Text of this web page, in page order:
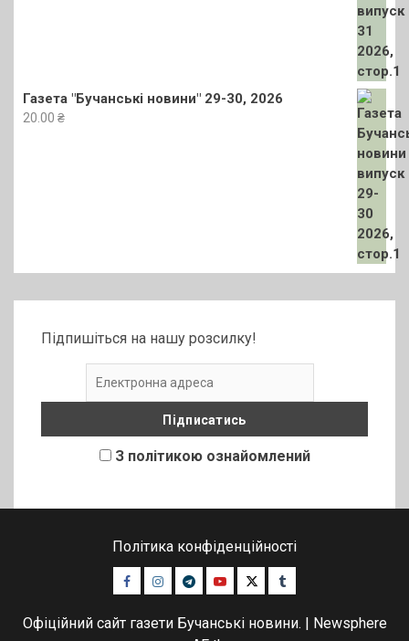
Газета "Бучанські новини" 29-30, 2026
20.00 ₴
Підпишіться на нашу розсилку!
З політикою ознайомлений
Політика конфіденційності
Facebook
Instagram
TelegramYoutubeTwitterTumblr
Офіційний сайт газети Бучанські новини.
Newsphere